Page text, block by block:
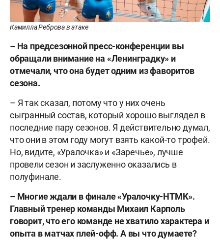
Камилла Реброва в атаке
– На предсезонной пресс-конференции вы
обращали внимание на «Ленинградку» и
отмечали, что она будет одним из фаворитов
сезона.
– Я так сказал, потому что у них очень
сыгранный состав, который хорошо выглядел в
последние пару сезонов. Я действительно думал,
что они в этом году могут взять какой-то трофей.
Но, видите, «Уралочка» и «Заречье», лучше
провели сезон и заслуженно оказались в
полуфинале.
– Многие ждали в финале «Уралочку-НТМК».
Главный тренер команды Михаил Карполь
говорит, что его команде не хватило характера и
опыта в матчах плей-офф. А вы что думаете?